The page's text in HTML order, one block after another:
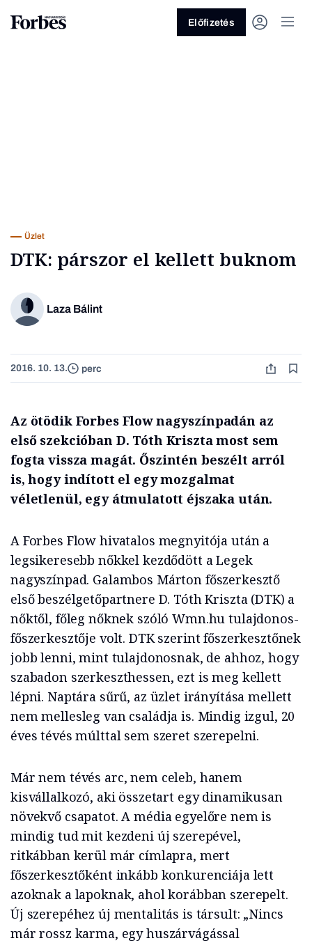
Előfizetés
Üzlet
DTK: párszor el kellett buknom
Laza Bálint
2016. 10. 13. perc
Az ötödik Forbes Flow nagyszínpadán az
első szekcióban D. Tóth Kriszta most sem
fogta vissza magát. Őszintén beszélt arról
is, hogy indított el egy mozgalmat
véletlenül, egy átmulatott éjszaka után.
A Forbes Flow hivatalos megnyitója után a
legsikeresebb nőkkel kezdődött a Legek
nagyszínpad. Galambos Márton főszerkesztő
első beszélgetőpartnere D. Tóth Kriszta (DTK) a
nőktől, főleg nőknek szóló Wmn.hu tulajdonos-
főszerkesztője volt. DTK szerint főszerkesztőnek
jobb lenni, mint tulajdonosnak, de ahhoz, hogy
szabadon szerkeszthessen, ezt is meg kellett
lépni. Naptára sűrű, az üzlet irányítása mellett
nem mellesleg van családja is. Mindig izgul, 20
éves tévés múlttal sem szeret szerepelni.
Már nem tévés arc, nem celeb, hanem
kisvállalkozó, aki összetart egy dinamikusan
növekvő csapatot. A média egyelőre nem is
mindig tud mit kezdeni új szerepével,
ritkábban kerül már címlapra, mert
főszerkesztőként inkább konkurenciája lett
azoknak a lapoknak, ahol korábban szerepelt.
Új szerepéhez új mentalitás is társult: „Nincs
már rossz karma, egy huszárvágással